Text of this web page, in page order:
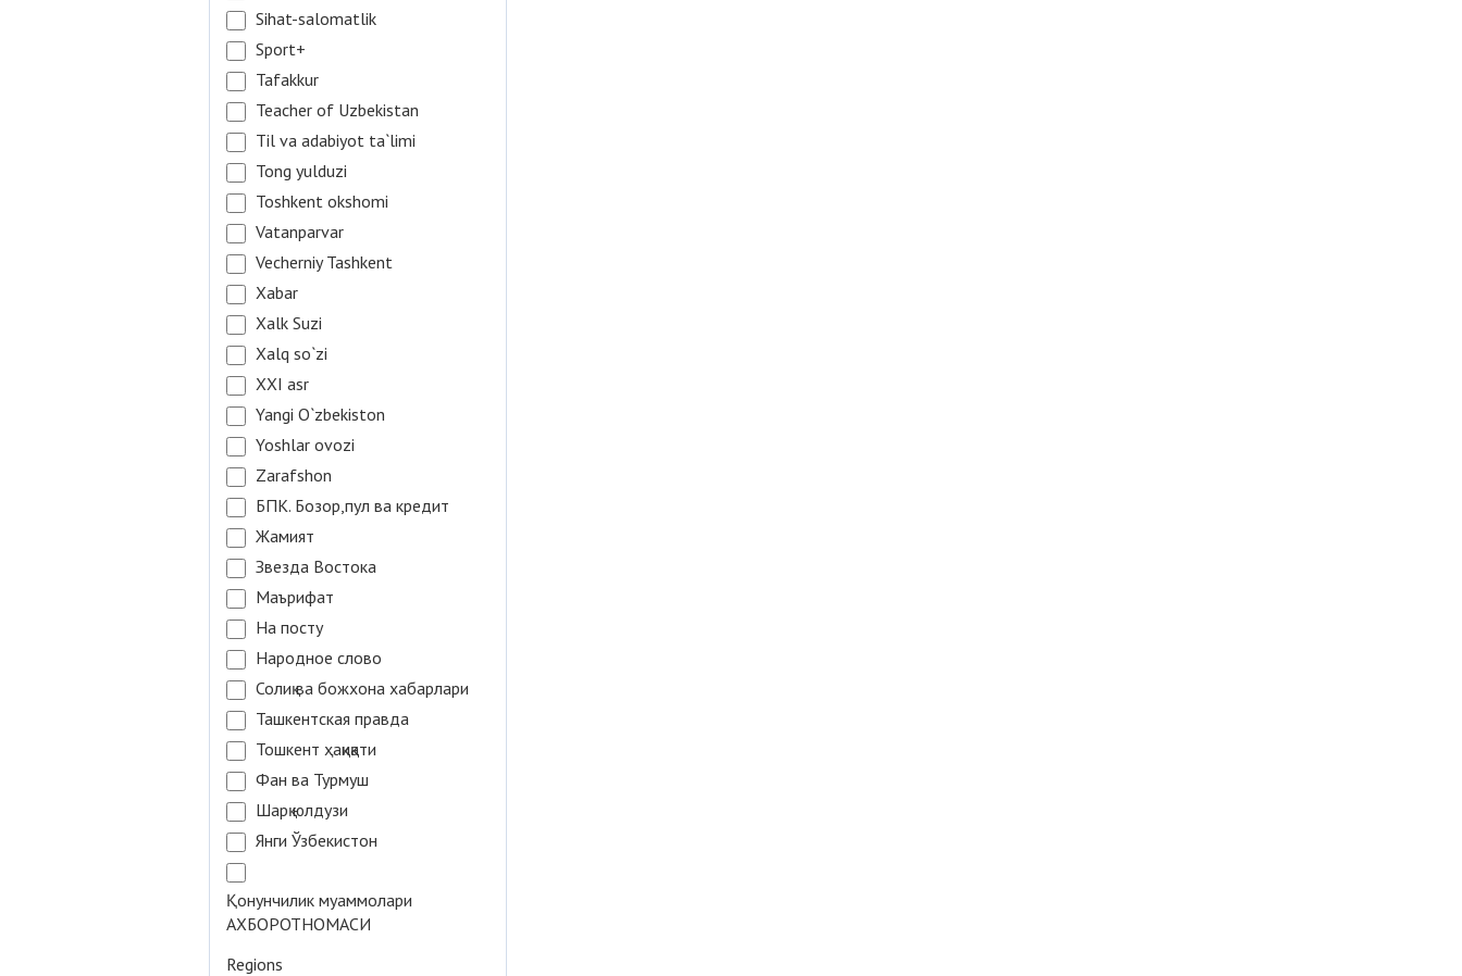
Sihat-salomatlik
Sport+
Tafakkur
Teacher of Uzbekistan
Til va adabiyot ta`limi
Tong yulduzi
Toshkent okshomi
Vatanparvar
Vecherniy Tashkent
Xabar
Xalk Suzi
Xalq so`zi
XXI asr
Yangi O`zbekiston
Yoshlar ovozi
Zarafshon
БПК. Бозор,пул ва кредит
Жамият
Звезда Востока
Маърифат
На посту
Народное слово
Солиқ ва божхона хабарлари
Ташкентская правда
Тошкент ҳақиқати
Фан ва Турмуш
Шарқ юлдузи
Янги Ўзбекистон
Қонунчилик муаммолари
АХБОРОТНОМАСИ
Regions